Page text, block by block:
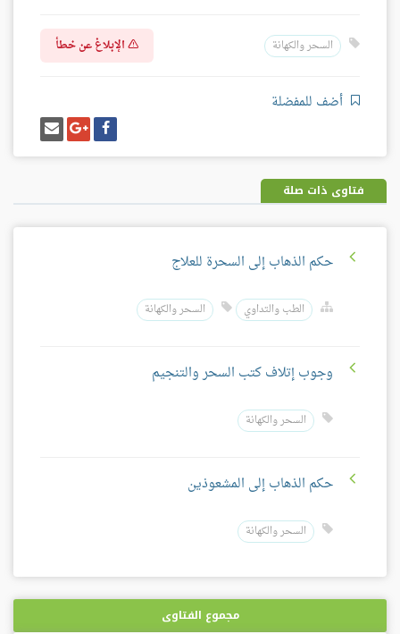
السحر والكهانة الإبلاغ عن خطأ
أضف للمفضلة
شارك
على
فيسبوك
شارك
على
غوغل
بلس
إرسل
إيميل
فتاوى ذات صلة
حكم الذهاب إلى السحرة للعلاج
الطب والتداوي السحر والكهانة
وجوب إتلاف كتب السحر والتنجيم
السحر والكهانة
حكم الذهاب إلى المشعوذين
السحر والكهانة
مجموع الفتاوى